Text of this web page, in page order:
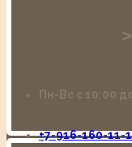
Пн-Вс с 10:00
+7-916-160-11-